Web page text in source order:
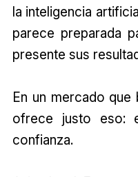
la inteligencia
parece preparada
presente sus
En un mercado
ofrece justo eso:
confianza.